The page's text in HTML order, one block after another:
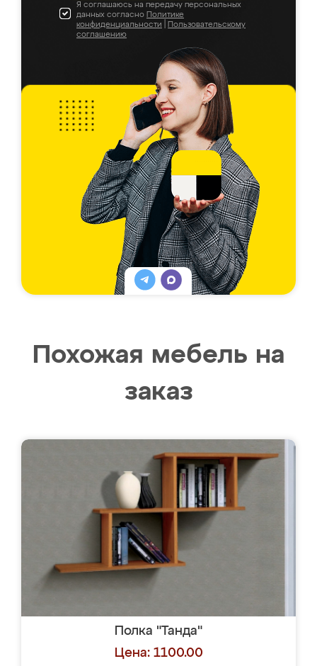
Я соглашаюсь на передачу персональных
данных согласно Политике
конфиденциальности
Пользовательскому
соглашению
Похожая мебель на
заказ
Полка "Танда"
Цена: 1100.00